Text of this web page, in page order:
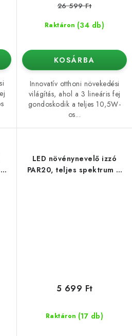
Raktáron (34 db)
26 599 Ft
KOSÁRBA
Innovatív otthoni növekedési
világítás, ahol a 3 lineáris fej
gondoskodik a teljes 10,5W-
os...
LED növénynevelő izzó
PAR20, teljes spektrum –
Raktáron (17 db)
5 699 Ft